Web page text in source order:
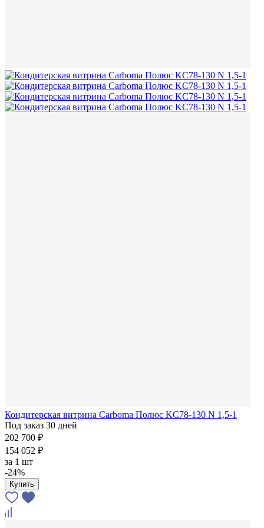
Кондитерская витрина Carboma Полюс KC78-130 N 1,5-1
Под заказ 30 дней
202 700 ₽
154 052 ₽
за 1 шт
-24%
Купить